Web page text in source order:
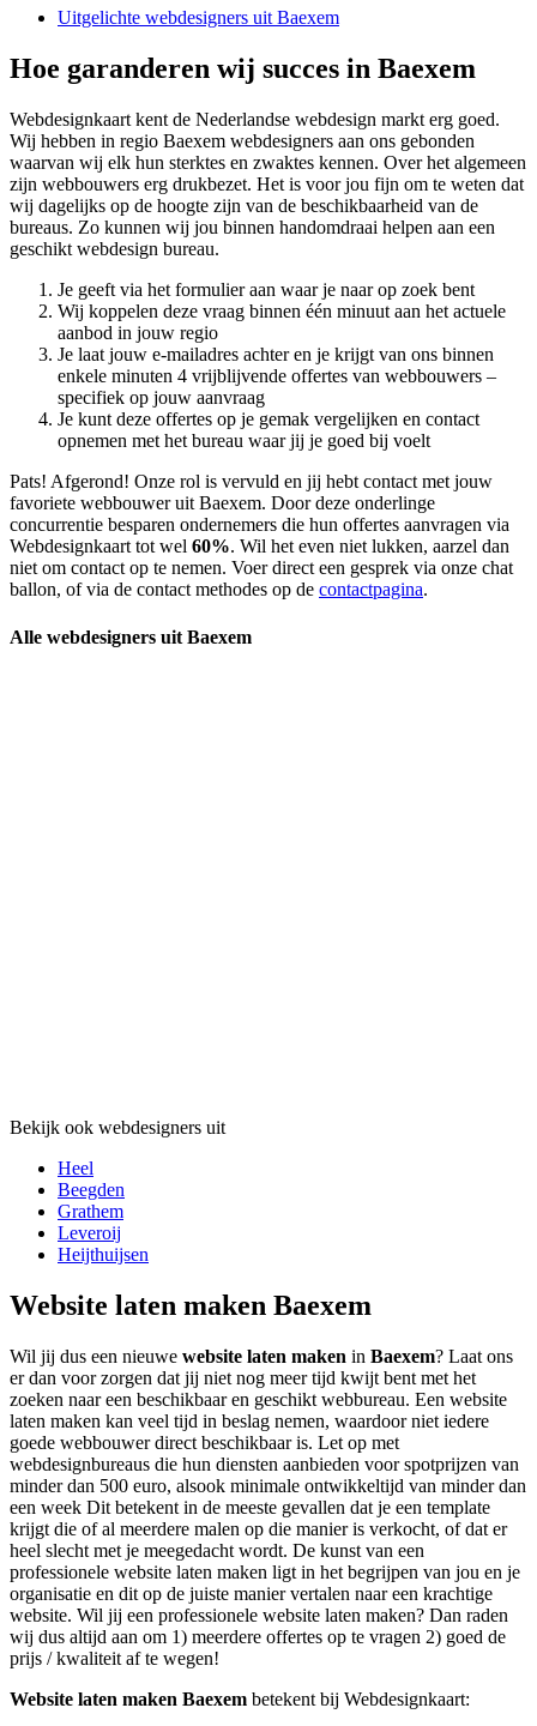
Uitgelichte webdesigners uit Baexem
Hoe garanderen wij succes in Baexem
Webdesignkaart kent de Nederlandse webdesign markt erg goed.
Wij hebben in regio Baexem webdesigners aan ons gebonden
waarvan wij elk hun sterktes en zwaktes kennen. Over het algemeen
zijn webbouwers erg drukbezet. Het is voor jou fijn om te weten dat
wij dagelijks op de hoogte zijn van de beschikbaarheid van de
bureaus. Zo kunnen wij jou binnen handomdraai helpen aan een
geschikt webdesign bureau.
Je geeft via het formulier aan waar je naar op zoek bent
Wij koppelen deze vraag binnen één minuut aan het actuele
aanbod in jouw regio
Je laat jouw e-mailadres achter en je krijgt van ons binnen
enkele minuten 4 vrijblijvende offertes van webbouwers –
specifiek op jouw aanvraag
Je kunt deze offertes op je gemak vergelijken en contact
opnemen met het bureau waar jij je goed bij voelt
Pats! Afgerond! Onze rol is vervuld en jij hebt contact met jouw
favoriete webbouwer uit Baexem. Door deze onderlinge
concurrentie besparen ondernemers die hun offertes aanvragen via
Webdesignkaart tot wel 60%. Wil het even niet lukken, aarzel dan
niet om contact op te nemen. Voer direct een gesprek via onze chat
ballon, of via de contact methodes op de contactpagina.
Alle webdesigners uit Baexem
Bekijk ook webdesigners uit
Heel
Beegden
Grathem
Leveroij
Heijthuijsen
Website laten maken Baexem
Wil jij dus een nieuwe website laten maken in Baexem? Laat ons
er dan voor zorgen dat jij niet nog meer tijd kwijt bent met het
zoeken naar een beschikbaar en geschikt webbureau. Een website
laten maken kan veel tijd in beslag nemen, waardoor niet iedere
goede webbouwer direct beschikbaar is. Let op met
webdesignbureaus die hun diensten aanbieden voor spotprijzen van
minder dan 500 euro, alsook minimale ontwikkeltijd van minder dan
een week Dit betekent in de meeste gevallen dat je een template
krijgt die of al meerdere malen op die manier is verkocht, of dat er
heel slecht met je meegedacht wordt. De kunst van een
professionele website laten maken ligt in het begrijpen van jou en je
organisatie en dit op de juiste manier vertalen naar een krachtige
website. Wil jij een professionele website laten maken? Dan raden
wij dus altijd aan om 1) meerdere offertes op te vragen 2) goed de
prijs / kwaliteit af te wegen!
Website laten maken Baexem betekent bij Webdesignkaart: